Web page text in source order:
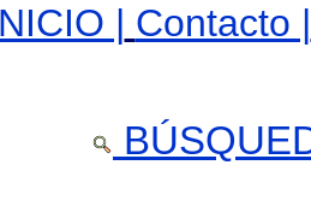
| Contacto |